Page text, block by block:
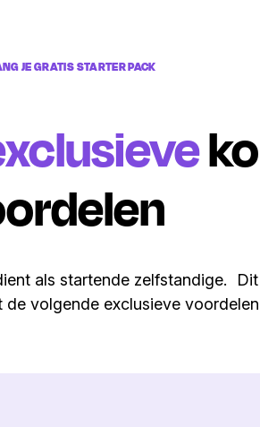
JE GRATIS STARTER PACK
als startende zelfstandige.
volgende exclusieve